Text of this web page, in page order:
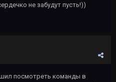
не забудут пусть!))
посмотреть команды в